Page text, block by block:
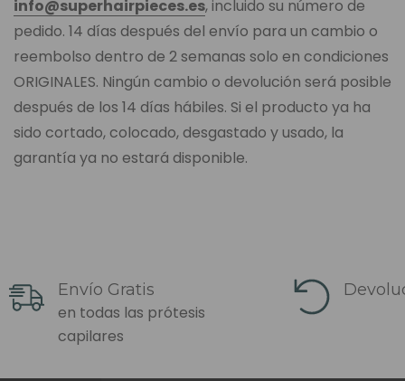
info@superhairpieces.es, incluido su número de
pedido. 14 días después del envío para un cambio o
reembolso dentro de 2 semanas solo en condiciones
ORIGINALES. Ningún cambio o devolución será posible
después de los 14 días hábiles. Si el producto ya ha
sido cortado, colocado, desgastado y usado, la
garantía ya no estará disponible.
Envío Gratis
en todas las prótesis
capilares